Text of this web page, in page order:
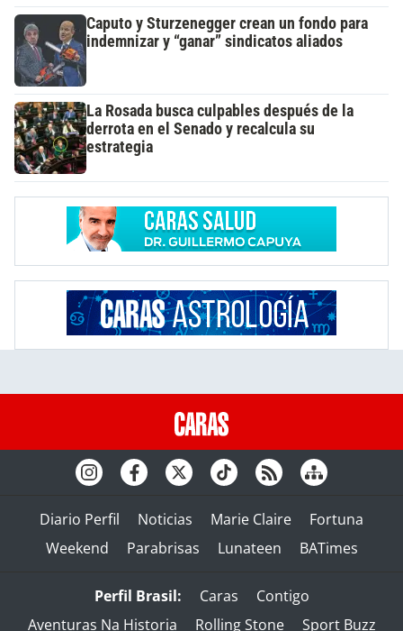
Caputo y Sturzenegger crean un fondo para
indemnizar y “ganar” sindicatos aliados
La Rosada busca culpables después de la
derrota en el Senado y recalcula su
estrategia
Diario Perfil Noticias Marie Claire
Fortuna
Weekend
Parabrisas Lunateen BATimes
Perfil Brasil: Caras
Contigo
Aventuras Na Historia
Rolling Stone Sport Buzz